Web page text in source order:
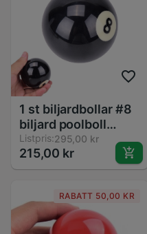
1 st biljardbollar #8
biljard poolboll
ersättning åtta boll
standard vanlig två
storlek 52.5/57.2
ea14
Listpris:295,00 kr
215,00 kr
RABATT 50,00 KR